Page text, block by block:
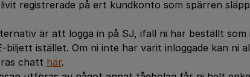
registrerade på ert kundkonto som spärren
är att logga in på SJ, ifall ni har beställt
biljett istället. Om ni inte har varit inloggade kan ni
chatt här.